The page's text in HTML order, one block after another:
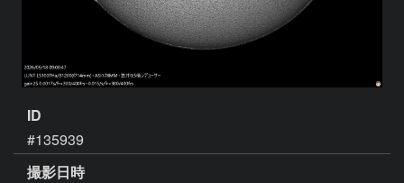
ID
#135939
撮影日時